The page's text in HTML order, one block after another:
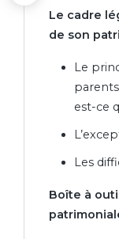
Le cadre
de son
Le
est-ce
Les
Boîte à